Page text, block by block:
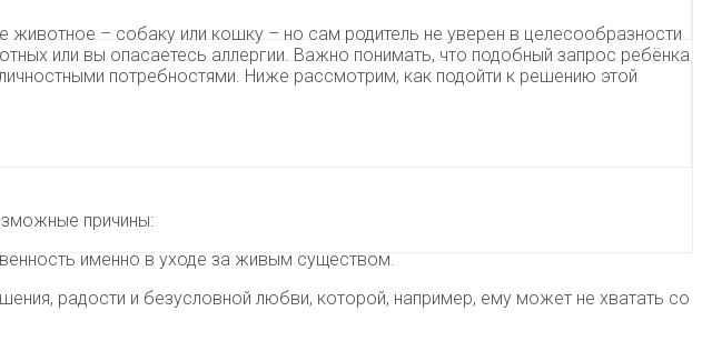
животное – собаку или кошку – но сам родитель не уверен в целесообразности
или вы опасаетесь аллергии. Важно понимать, что подобный запрос ребёнка
потребностями. Ниже рассмотрим, как подойти к решению этой
причины:
именно в уходе за живым существом.
радости и безусловной любви, которой, например, ему может не хватать со